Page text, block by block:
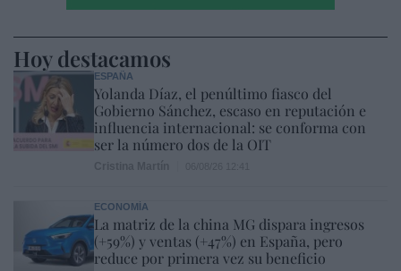
Hoy destacamos
ESPAÑA
Yolanda Díaz, el penúltimo fiasco del
Gobierno Sánchez, escaso en reputación e
influencia internacional: se conforma con
ser la número dos de la OIT
ECONOMÍA
La matriz de la china MG dispara ingresos
(+59%) y ventas (+47%) en España, pero
reduce por primera vez su beneficio